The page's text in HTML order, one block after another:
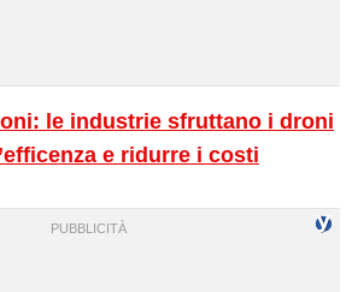
le industrie sfruttano i droni
e ridurre i costi